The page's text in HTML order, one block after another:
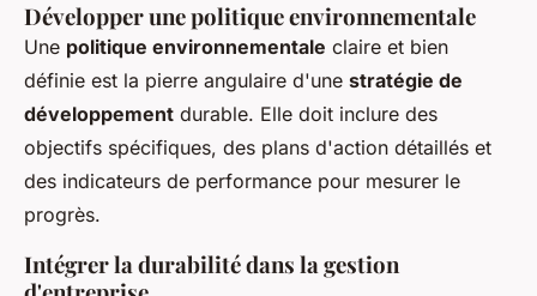
Développer une politique environnementale
Une politique environnementale claire et bien
définie est la pierre angulaire d'une stratégie de
développement durable. Elle doit inclure des
objectifs spécifiques, des plans d'action détaillés et
des indicateurs de performance pour mesurer le
progrès.
Intégrer la durabilité dans la gestion